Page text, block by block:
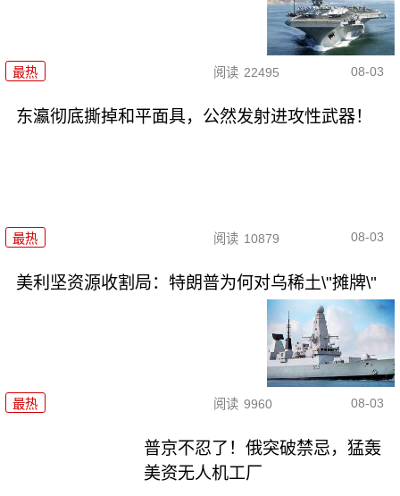
最热 阅读 22495 08-03
东瀛彻底撕掉和平面具，公然发射进攻性武器！
最热 阅读 10879 08-03
美利坚资源收割局：特朗普为何对乌稀土\"摊牌\"
最热 阅读 9960 08-03
普京不忍了！俄突破禁忌，猛轰
美资无人机工厂